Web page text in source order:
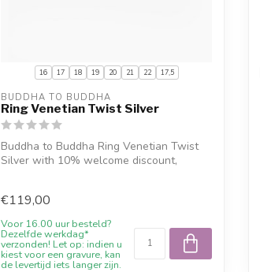
16 17 18 19 20 21 22 17,5
BUDDHA TO BUDDHA
Ring Venetian Twist Silver
Buddha to Buddha Ring Venetian Twist
Silver with 10% welcome discount,
€119,00
Voor 16.00 uur besteld?
Dezelfde werkdag*
verzonden! Let op: indien u
kiest voor een gravure, kan
de levertijd iets langer zijn.